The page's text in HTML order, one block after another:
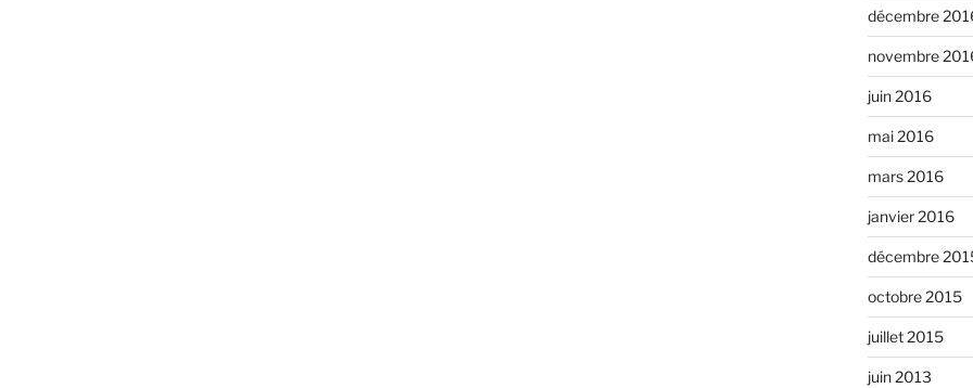
décembre
novembre
juin 2016
mai 2016
mars 2016
janvier 2016
décembre
octobre 2015
juillet 2015
juin 2013